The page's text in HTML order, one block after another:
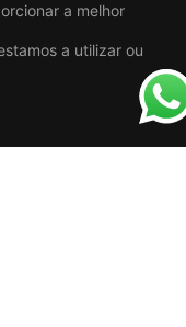
a melhor
a utilizar ou